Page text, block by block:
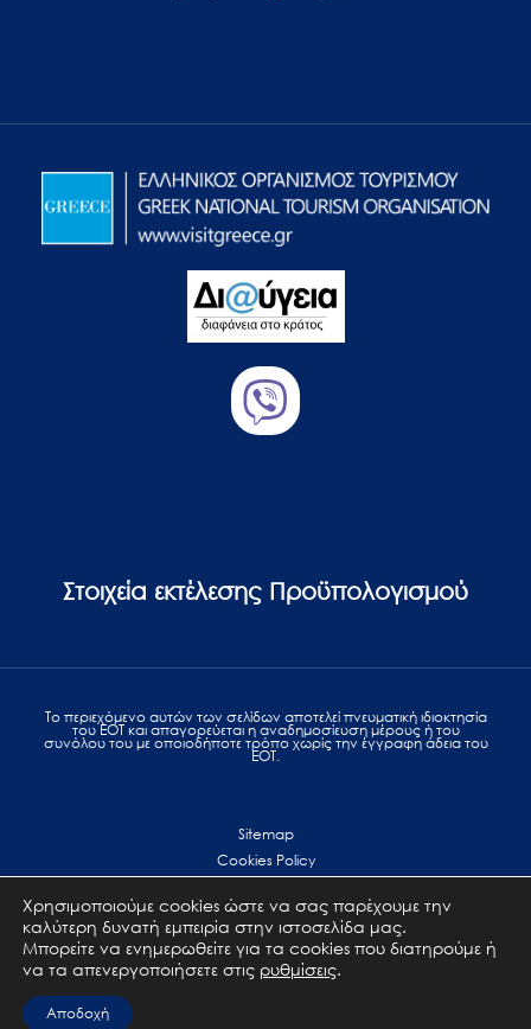
Στοιχεία εκτέλεσης Προϋπολογισμού
Το περιεχόμενο αυτών των σελίδων αποτελεί πvευματική ιδιοκτησία
του ΕΟΤ και απαγορεύεται η αναδημοσίευση μέρους ή του
συνόλου του με οποιοδήποτε τρόπο χωρίς την έγγραφη άδεια του
ΕΟΤ.
Sitemap
Cookies Policy
Terms of use
Επικοινωνία
Χρησιμοποιούμε cookies ώστε να σας παρέχουμε την
καλύτερη δυνατή εμπειρία στην ιστοσελίδα μας.
Μπορείτε να ενημερωθείτε για τα cookies που διατηρούμε ή
να τα απενεργοποιήσετε στις ρυθμίσεις.
Αποδοχή